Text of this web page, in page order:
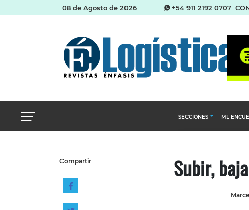
08 de Agosto de 2026 +54 911 2192 0707
SECCIONES
Almacenes e
Logística y distribución
ML
Compartir Subir,